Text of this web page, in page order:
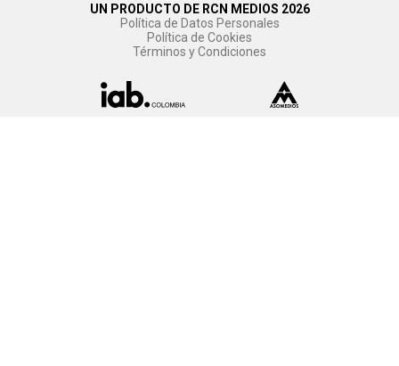
UN PRODUCTO DE RCN MEDIOS 2026
Política de Datos Personales
Política de Cookies
Términos y Condiciones